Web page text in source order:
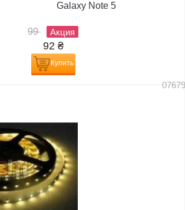
Galaxy Note 5
99 Акция
92 ₴
Купить